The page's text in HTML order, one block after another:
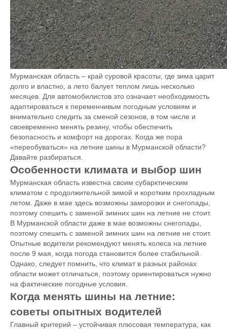
Мурманская область – край суровой красоты, где зима царит
долго и властно, а лето балует теплом лишь несколько
месяцев. Для автомобилистов это означает необходимость
адаптироваться к переменчивым погодным условиям и
внимательно следить за сменой сезонов, в том числе и
своевременно менять резину, чтобы обеспечить
безопасность и комфорт на дорогах. Когда же пора
«переобуваться» на летние шины в Мурманской области?
Давайте разбираться.
Особенности климата и выбор шин
Мурманская область известна своим субарктическим
климатом с продолжительной зимой и коротким прохладным
летом. Даже в мае здесь возможны заморозки и снегопады,
поэтому спешить с заменой зимних шин на летние не стоит.
В Мурманской области даже в мае возможны снегопады,
поэтому спешить с заменой зимних шин на летние не стоит.
Опытные водители рекомендуют менять колеса на летние
после 9 мая, когда погода становится более стабильной.
Однако, следует помнить, что климат в разных районах
области может отличаться, поэтому ориентироваться нужно
на фактические погодные условия.
Когда менять шины на летние:
советы опытных водителей
Главный критерий – устойчивая плюсовая температура, как